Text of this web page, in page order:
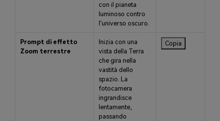
con il pianeta
luminoso contro
l'universo oscuro.
Prompt di effetto
Zoom terrestre
Inizia con una
vista della Terra
che gira nella
vastità dello
spazio. La
fotocamera
ingrandisce
lentamente,
passando
Copia